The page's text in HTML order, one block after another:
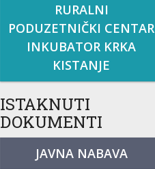
RURALNI
PODUZETNIČKI CENTAR
INKUBATOR KRKA
KISTANJE
ISTAKNUTI
DOKUMENTI
JAVNA NABAVA